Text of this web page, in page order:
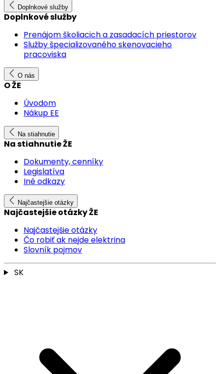
Doplnkové služby
Doplnkové služby
Prenájom školiacich a zasadacích priestorov
Služby špecializovaného skenovacieho
pracoviska
O nás
O ŽE
Úvodom
Nákup EE
Na stiahnutie
Na stiahnutie ŽE
Dokumenty, cenníky
Legislatíva
Iné odkazy
Najčastejšie otázky
Najčastejšie otázky ŽE
Najčastejšie otázky
Čo robiť ak nejde elektrina
Slovník pojmov
SK